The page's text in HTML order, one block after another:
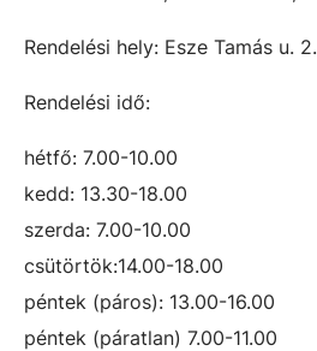
Rendelési hely: Esze Tamás u. 2.
Rendelési idő:
hétfő: 7.00-10.00
kedd: 13.30-18.00
szerda: 7.00-10.00
csütörtök:14.00-18.00
péntek (páros): 13.00-16.00
péntek (páratlan) 7.00-11.00